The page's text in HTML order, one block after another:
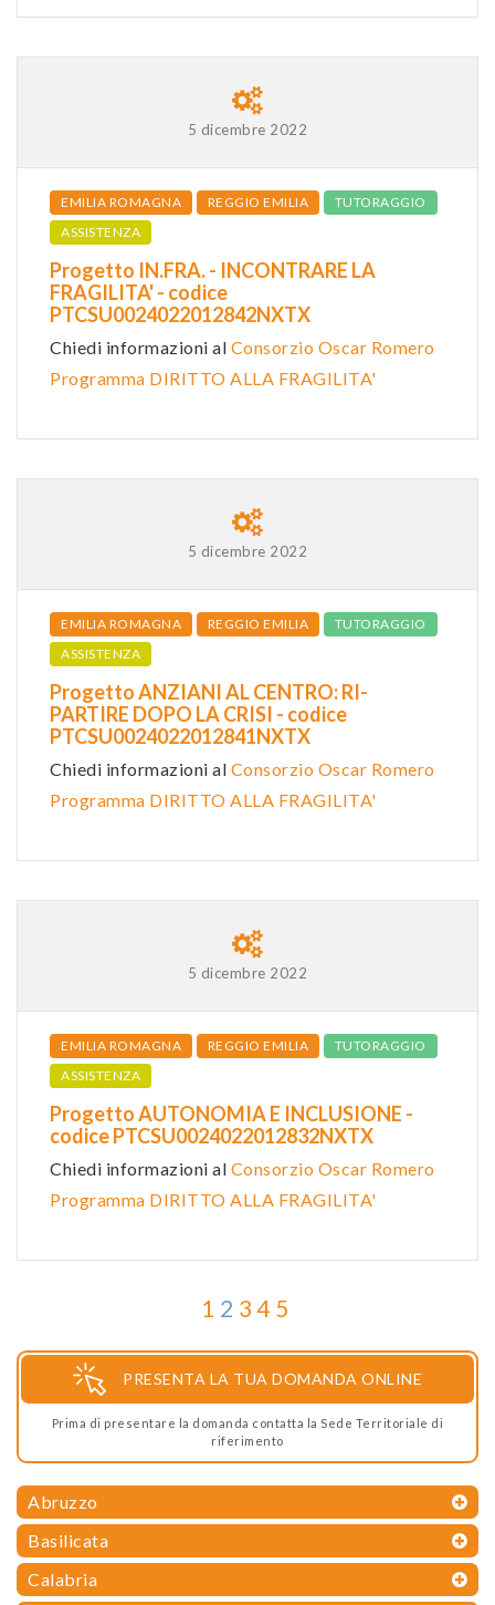
5 dicembre 2022
EMILIA ROMAGNA REGGIO EMILIA
TUTORAGGIO
ASSISTENZA
Progetto IN.FRA. - INCONTRARE LA
FRAGILITA' - codice
PTCSU0024022012842NXTX
Chiedi informazioni al Consorzio Oscar Romero
Programma DIRITTO ALLA FRAGILITA'
5 dicembre 2022
EMILIA ROMAGNA REGGIO EMILIA
TUTORAGGIO
ASSISTENZA
Progetto ANZIANI AL CENTRO: RI-
PARTIRE DOPO LA CRISI - codice
PTCSU0024022012841NXTX
Chiedi informazioni al Consorzio Oscar Romero
Programma DIRITTO ALLA FRAGILITA'
5 dicembre 2022
EMILIA ROMAGNA REGGIO EMILIA
TUTORAGGIO
ASSISTENZA
Progetto AUTONOMIA E INCLUSIONE -
codice PTCSU0024022012832NXTX
Chiedi informazioni al Consorzio Oscar Romero
Programma DIRITTO ALLA FRAGILITA'
1 2 3 4 5
PRESENTA LA TUA DOMANDA ONLINE
Prima di presentare la domanda contatta la Sede Territoriale di
riferimento
Abruzzo
Basilicata
Calabria